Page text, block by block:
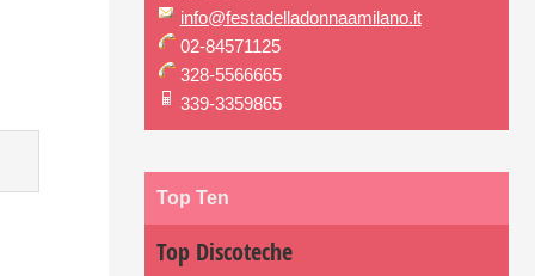
info@festadelladonnaamilano.it
02-84571125
328-5566665
339-3359865
Top Ten
Top Discoteche